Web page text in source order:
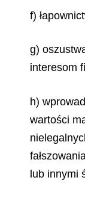
f)
g)
interesom
h)
wartości
lub innymi